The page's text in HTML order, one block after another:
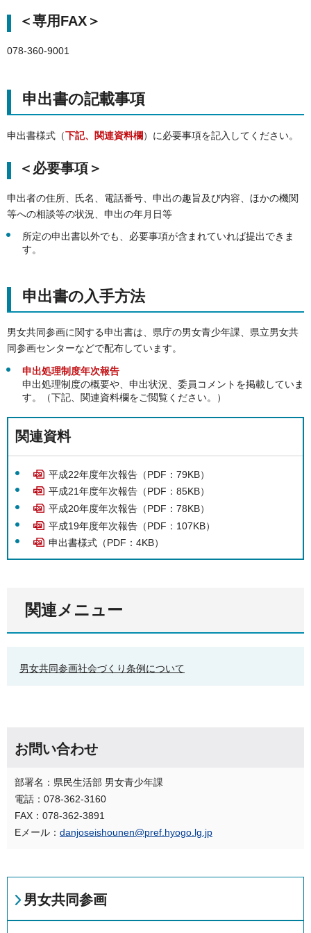
＜専用FAX＞
078-360-9001
申出書の記載事項
申出書様式（下記、関連資料欄）に必要事項を記入してください。
＜必要事項＞
申出者の住所、氏名、電話番号、申出の趣旨及び内容、ほかの機関
等への相談等の状況、申出の年月日等
所定の申出書以外でも、必要事項が含まれていれば提出できま
す。
申出書の入手方法
男女共同参画に関する申出書は、県庁の男女青少年課、県立男女共
同参画センターなどで配布しています。
申出処理制度年次報告
申出処理制度の概要や、申出状況、委員コメントを掲載していま
す。（下記、関連資料欄をご閲覧ください。）
関連資料
平成22年度年次報告（PDF：79KB）
平成21年度年次報告（PDF：85KB）
平成20年度年次報告（PDF：78KB）
平成19年度年次報告（PDF：107KB）
申出書様式（PDF：4KB）
関連メニュー
男女共同参画社会づくり条例について
お問い合わせ
部署名：県民生活部 男女青少年課
電話：078-362-3160
FAX：078-362-3891
Eメール： danjoseishounen@pref.hyogo.lg.jp
男女共同参画